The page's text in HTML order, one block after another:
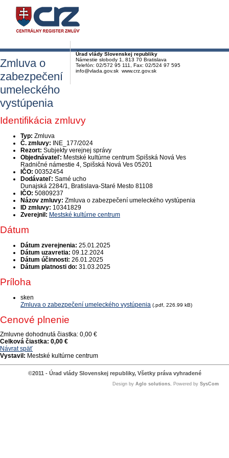
Úrad vlády Slovenskej republiky
Námestie slobody 1, 813 70 Bratislava
Telefón: 02/572 95 111, Fax: 02/524 97 595
info@vlada.gov.sk www.crz.gov.sk
Zmluva o
zabezpečení
umeleckého
vystúpenia
Identifikácia zmluvy
Typ: Zmluva
Č. zmluvy:
INE_177/2024
Rezort: Subjekty verejnej správy
Objednávateľ: Mestské kultúrne centrum Spišská Nová Ves
Radničné námestie 4, Spišská Nová Ves 05201
IČO: 00352454
Dodávateľ: Samé ucho
Dunajská 2284/1, Bratislava-Staré Mesto 81108
IČO: 50809237
Názov zmluvy: Zmluva o zabezpečení umeleckého vystúpenia
ID zmluvy: 10341829
Zverejnil: Mestské kultúrne centrum
Dátum
Dátum zverejnenia: 25.01.2025
Dátum uzavretia: 09.12.2024
Dátum účinnosti: 26.01.2025
Dátum platnosti do: 31.03.2025
Príloha
sken
Zmluva o zabezpečení umeleckého vystúpenia (.pdf, 226.99 kB)
Cenové plnenie
Zmluvne dohodnutá čiastka: 0,00 €
Celková čiastka: 0,00 €
Návrat späť
Vystavil: Mestské kultúrne centrum
©2011 - Úrad vlády Slovenskej republiky, Všetky práva vyhradené
Design by Aglo solutions, Powered by SysCom